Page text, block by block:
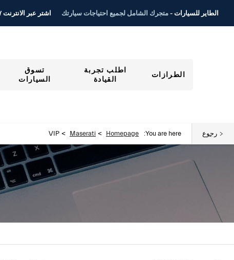
الطاير للسيارات - متجرك الشامل لجميع احتياجات سيارتك اشتر عبر الانترنت ٢٤/٧
الطرازات
اطلب تجربة
القيادة
تسوق
السيارات
رجوع You are here:
Homepage
>
Maserati
>
VIP